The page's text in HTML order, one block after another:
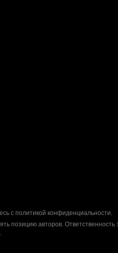
с политикой конфиденциальности.
позицию авторов. Ответственность